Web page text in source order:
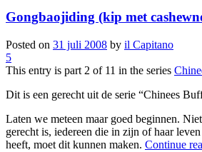
Gongbaojiding (kip met
Posted on 31 juli 2008 by il Capitano
5
This entry is part 2 of 11 in the series
Dit is een gerecht uit de serie “Chinees
Laten we meteen maar goed beginnen.
gerecht is, iedereen die in zijn of haar
heeft, moet dit kunnen maken. Continue